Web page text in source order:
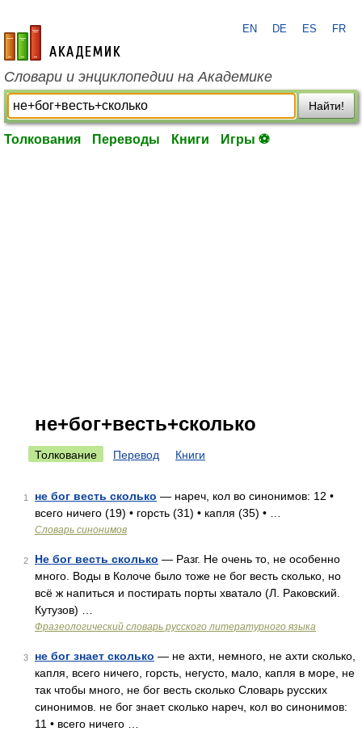
academic.ru
EN DE ES FR
Словари и энциклопедии на Академике
Найти!
Толкования Переводы Книги Игры ⚽
не+бог+весть+сколько
Толкование Перевод Книги
1 не бог весть сколько — нареч, кол во синонимов: 12 •
всего ничего (19) • горсть (31) • капля (35) • …
Словарь синонимов
2 Не бог весть сколько — Разг. Не очень то, не особенно
много. Воды в Колоче было тоже не бог весть сколько, но
всё ж напиться и постирать порты хватало (Л. Раковский.
Кутузов) …
Фразеологический словарь русского литературного языка
3 не бог знает сколько — не ахти, немного, не ахти сколько,
капля, всего ничего, горсть, негусто, мало, капля в море, не
так чтобы много, не бог весть сколько Словарь русских
синонимов. не бог знает сколько нареч, кол во синонимов:
11 • всего ничего …